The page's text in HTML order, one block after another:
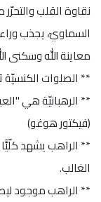
نقاوة القلب
السماويّ، يجذب
معاينة الله وسكنى
** الصلوات الكنسيّة
** الرهبانيّة هي
(فيكتور هوغو)
** الراهب يشهد
الغالب.
** الراهب موجود